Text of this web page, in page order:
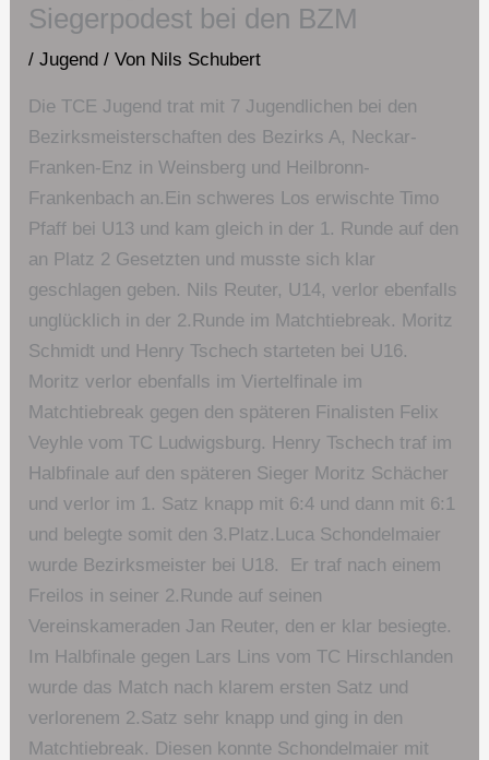
Siegerpodest bei den BZM
/Jugend / Von Nils Schubert
Die TCE Jugend trat mit 7 Jugendlichen bei den
Bezirksmeisterschaften des Bezirks A, Neckar-
Franken-Enz in Weinsberg und Heilbronn-
Frankenbach an.Ein schweres Los erwischte Timo
Pfaff bei U13 und kam gleich in der 1. Runde auf den
an Platz 2 Gesetzten und musste sich klar
geschlagen geben. Nils Reuter, U14, verlor ebenfalls
unglücklich in der 2.Runde im Matchtiebreak. Moritz
Schmidt und Henry Tschech starteten bei U16.
Moritz verlor ebenfalls im Viertelfinale im
Matchtiebreak gegen den späteren Finalisten Felix
Veyhle vom TC Ludwigsburg. Henry Tschech traf im
Halbfinale auf den späteren Sieger Moritz Schächer
und verlor im 1. Satz knapp mit 6:4 und dann mit 6:1
und belegte somit den 3.Platz.Luca Schondelmaier
wurde Bezirksmeister bei U18. Er traf nach einem
Freilos in seiner 2.Runde auf seinen
Vereinskameraden Jan Reuter, den er klar besiegte.
Im Halbfinale gegen Lars Lins vom TC Hirschlanden
wurde das Match nach klarem ersten Satz und
verlorenem 2.Satz sehr knapp und ging in den
Matchtiebreak. Diesen konnte Schondelmaier mit